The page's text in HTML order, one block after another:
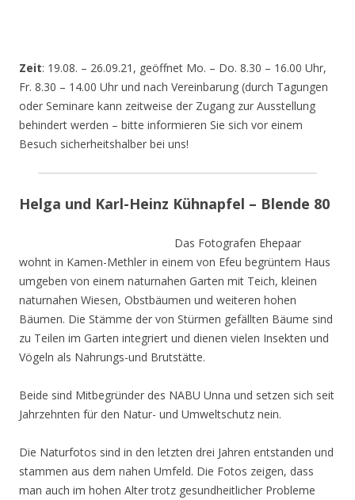
Zeit: 19.08. – 26.09.21, geöffnet Mo. – Do. 8.30 – 16.00 Uhr,
Fr. 8.30 – 14.00 Uhr und nach Vereinbarung (durch Tagungen
oder Seminare kann zeitweise der Zugang zur Ausstellung
behindert werden – bitte informieren Sie sich vor einem
Besuch sicherheitshalber bei uns!
Helga und Karl-Heinz Kühnapfel – Blende 80
Das Fotografen Ehepaar
wohnt in Kamen-Methler in einem von Efeu begrüntem Haus
umgeben von einem naturnahen Garten mit Teich, kleinen
naturnahen Wiesen, Obstbäumen und weiteren hohen
Bäumen. Die Stämme der von Stürmen gefällten Bäume sind
zu Teilen im Garten integriert und dienen vielen Insekten und
Vögeln als Nahrungs-und Brutstätte.
Beide sind Mitbegründer des NABU Unna und setzen sich seit
Jahrzehnten für den Natur- und Umweltschutz nein.
Die Naturfotos sind in den letzten drei Jahren entstanden und
stammen aus dem nahen Umfeld. Die Fotos zeigen, dass
man auch im hohen Alter trotz gesundheitlicher Probleme